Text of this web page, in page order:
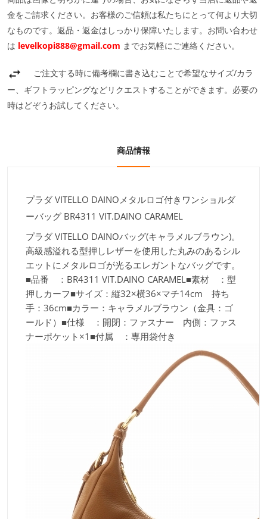
金をご請求ください。お客様のご信頼は私たちにとって何より大切
なものです。返品・返金はしっかり保障いたします。お問い合わせ
は levelkopi888@gmail.com までお気軽にご連絡ください。
ご注文する時に備考欄に書き込むことで希望なサイズ/カラ
ー、ギフトラッピングなどリクエストすることができます。必要の
時はどぞうお試してください。
商品情報
プラダ VITELLO DAINOメタルロゴ付きワンショルダ
ーバッグ BR4311 VIT.DAINO CARAMEL
プラダ VITELLO DAINOバッグ(キャラメルブラウン)。
高級感溢れる型押しレザーを使用した丸みのあるシル
エットにメタルロゴが光るエレガントなバッグです。
■品番 ：BR4311 VIT.DAINO CARAMEL■素材 ：型
押しカーフ■サイズ：縦32×横36×マチ14cm 持ち
手：36cm■カラー：キャラメルブラウン（金具：ゴ
ールド）■仕様 ：開閉：ファスナー 内側：ファス
ナーポケット×1■付属 ：専用袋付き